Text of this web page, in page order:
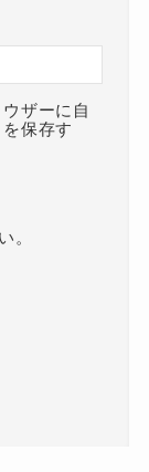
ザーに自
保存す
。